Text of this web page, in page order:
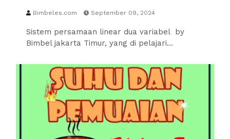
Bimbeles.com September 09, 2024
Sistem persamaan linear dua variabel by
Bimbel jakarta Timur, yang di pelajari…